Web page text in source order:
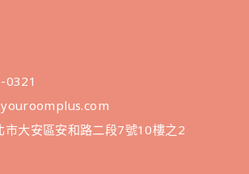
0321
大安區安和路二段7號10樓之2